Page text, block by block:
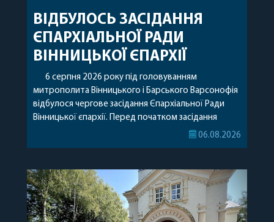
ВІДБУЛОСЬ ЗАСІДАННЯ
ЄПАРХІАЛЬНОЇ РАДИ
ВІННИЦЬКОЇ ЄПАРХІЇ
6 серпня 2026 року під головуванням
митрополита Вінницького і Барського Варсонофія
відбулося чергове засідання Єпархіальної Ради
Вінницької єпархії. Перед початком засідання
секретар Єпархіальної Ради від імені членів Ради
побажавши йому міцного здоров’я, Божої
допомоги, миру, духовної радості та
благословенних успіхів у подальшому
архіпастирському служінні. […]
06.08.2026